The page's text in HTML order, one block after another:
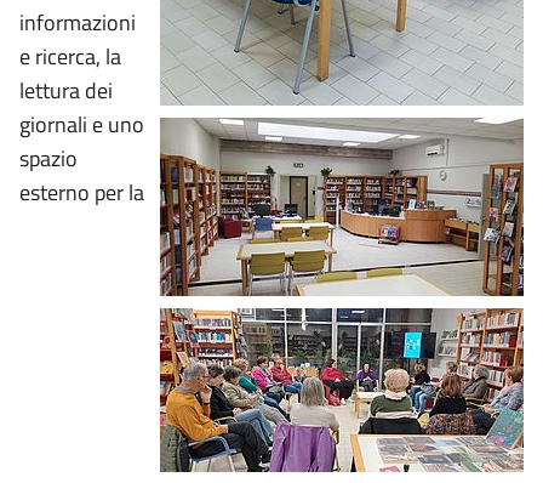
informazioni
e ricerca, la
lettura dei
giornali e uno
spazio
esterno per la